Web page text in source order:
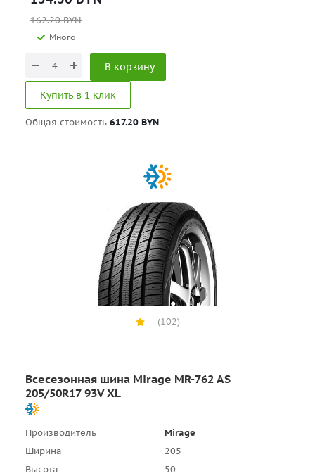
162.20BYN
Много
В корзину
Купить в 1 клик
Общая стоимость 617.20 BYN
(102)
Всесезонная шина Mirage MR-762 AS
205/50R17 93V XL
Производитель
Mirage
Ширина
205
Высота
50